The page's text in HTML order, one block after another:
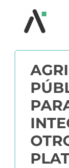
¿QUÉ ES AGRI?
MÓDULOS
TESTIMONIOS